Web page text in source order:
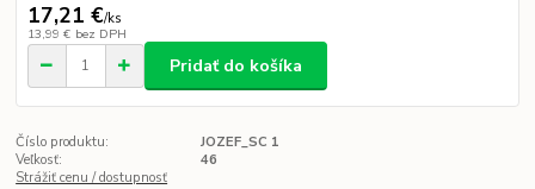
17,21 €/ks
13,99 € bez DPH
Pridať do košíka
Číslo produktu:
JOZEF_SC 1
Veľkosť:
46
Strážiť cenu / dostupnosť